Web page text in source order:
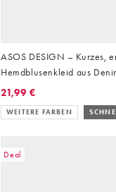
ASOS DESIGN – Kurzes,
Hemdblusenkleid aus
21,99 €
WEITERE FARBEN
Deal